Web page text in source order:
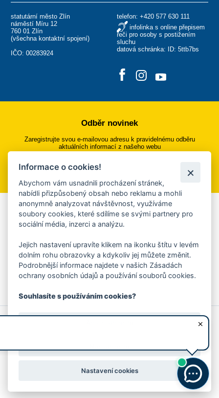
statutární město Zlín
náměstí Míru 12
760 01 Zlín
(všechna kontaktní spojení)
IČO: 00283924
telefon: +420 577 630 111
infolinka s online přepisem
řeči pro osoby s postižením
sluchu
datová schránka: ID: 5ttb7bs
Odběr novinek
Zaregistrujte svou e-mailovou adresu k pravidelnému odběru
aktuálních informací z našeho webu
Přihlásit se k odběru
Aplikace Mobilní rozhlas
Chcete dostávat do svého mobilu či mailu upozornění na
ankety, pozvánky na kulturní a sportovní akce?
Více informací o aplikaci
© 2026 Magistrát města Zlína
Prohlášení o používání cookies
Informace o cookies!
Abychom vám usnadnili procházení stránek,
nabídli přizpůsobený obsah nebo reklamu a mohli
anonymně analyzovat návštěvnost, využíváme
soubory cookies, které sdílíme se svými partnery pro
sociální média, inzerci a analýzu.
Jejich nastavení upravíte klikem na ikonku štítu v levém
dolním rohu obrazovky a kdykoliv jej můžete změnit.
Podrobnější informace najdete v našich Zásadách
ochrany osobních údajů a používání souborů cookies.
Souhlasíte s používáním cookies?
Nastavení cookies